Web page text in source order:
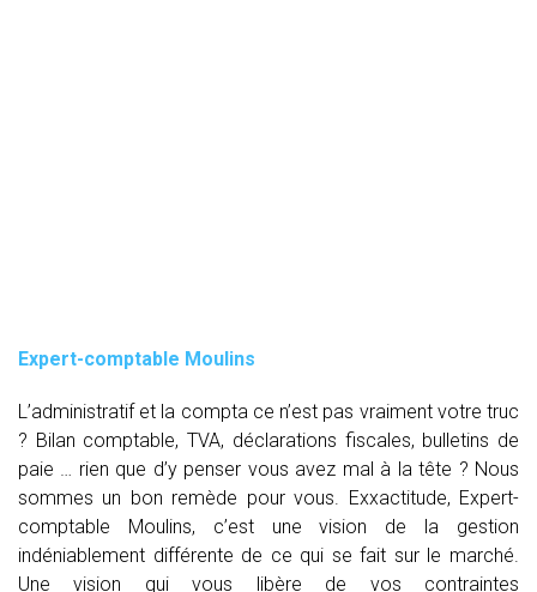
Expert-comptable Moulins
L’administratif et la compta ce n’est pas vraiment votre truc
? Bilan comptable, TVA, déclarations fiscales, bulletins de
paie … rien que d’y penser vous avez mal à la tête ? Nous
sommes un bon remède pour vous. Exxactitude, Expert-
comptable Moulins, c’est une vision de la gestion
indéniablement différente de ce qui se fait sur le marché.
Une vision qui vous libère de vos contraintes